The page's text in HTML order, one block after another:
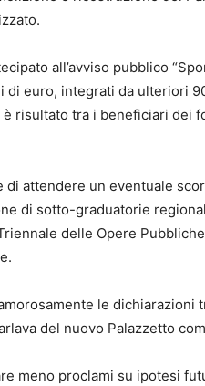
all’avviso pubblico
di euro, integrati da ulteriori
è risultato tra i beneficiari dei
attendere un eventuale
di sotto-graduatorie
delle Opere
le dichiarazioni
del nuovo Palazzetto
meno proclami su ipotesi